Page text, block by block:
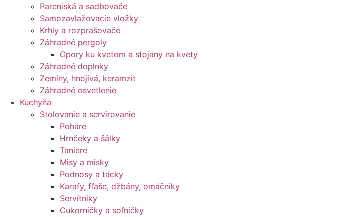
Pareniská a sadbovače
Samozavlažovacie vložky
Krhly a rozprašovače
Záhradné pergoly
Opory ku kvetom a stojany na kvety
Záhradné doplnky
Zeminy, hnojivá, keramzit
Záhradné osvetlenie
Kuchyňa
Stolovanie a servírovanie
Poháre
Hrnčeky a šálky
Taniere
Misy a misky
Podnosy a tácky
Karafy, fľaše, džbány, omáčniky
Servítniky
Cukorničky a soľničky